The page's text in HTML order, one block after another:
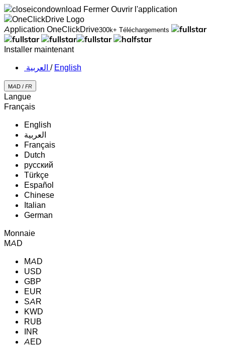
Fermer Ouvrir l'application
Application OneClickDrive300k+ Téléchargements
Installer maintenant
‏العربية ‏ / English
MAD / FR
Langue
Français
English
‏العربية‏
Français
Dutch
русский
Türkçe
Español
Chinese
Italian
German
Monnaie
MAD
MAD
USD
GBP
EUR
SAR
KWD
RUB
INR
AED